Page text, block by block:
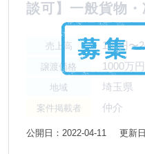
談可】一般貨物
売上高 1億円〜
譲渡価格 1000万
地域 埼玉県
案件掲載者 仲介
公開日：2022-04-11 更新